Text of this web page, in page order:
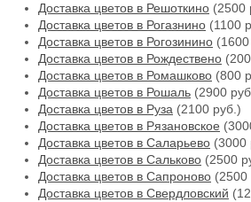
Доставка цветов в Решоткино (2500
Доставка цветов в Рогазнино (1100
Доставка цветов в Рогозинино
Доставка цветов в Рождествено
Доставка цветов в Ромашково (800
Доставка цветов в Рошаль (2900
Доставка цветов в Руза (2100 руб.)
Доставка цветов в Рязановское
Доставка цветов в Саларьево (3000
Доставка цветов в Сальково (2500
Доставка цветов в Сапроново (2500
Доставка цветов в Свердловский